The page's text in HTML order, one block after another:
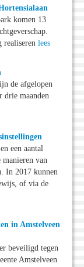
komen 13
realiseren lees
de afgelopen
drie maanden
een aantal
manieren van
In 2017 kunnen
of via de
in Amstelveen
beveiligd tegen
Amstelveen